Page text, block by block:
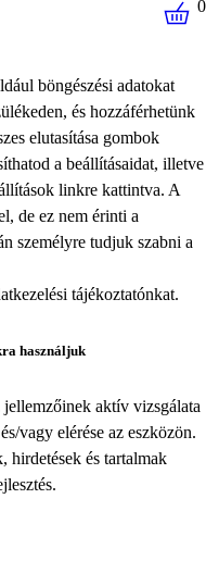
böngészési adatokat
és hozzáférhetünk
elutasítása gombok
a beállításaidat, illetve
linkre kattintva. A
de ez nem érinti a
személyre tudjuk szabni a
tájékoztatónkat.
használjuk
aktív vizsgálata
vagy elérése az eszközön.
hirdetések és tartalmak
0